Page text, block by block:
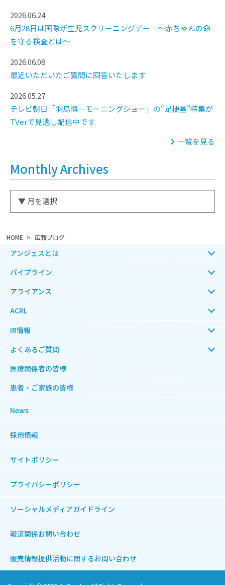
HOME 広報ブログ
2026.06.24
6月28日は国際新生児スクリーニングデー ～赤ちゃんの命
を守る検査とは～
2026.06.08
最近いただいたご質問に回答いたします
2026.05.27
テレビ朝日「羽鳥慎一モーニングショー」の“足梗塞”特集が
TVerで見逃し配信中です
一覧を見る
Monthly Archives
アンジェスとは
パイプライン
アライアンス
ACRL
IR情報
よくあるご質問
医療関係者の皆様
患者・ご家族の皆様
News
採用情報
サイトポリシー
プライバシーポリシー
ソーシャルメディアガイドライン
報道関係お問い合わせ
販売情報提供活動に関するお問い合わせ